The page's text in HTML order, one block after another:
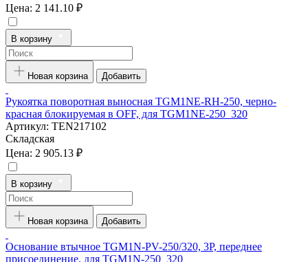
Цена: 2 141.10 ₽
В корзину
Новая корзина Добавить
Рукоятка поворотная выносная TGM1NE-RH-250, черно-
красная блокируемая в OFF, для TGM1NE-250_320
Артикул: TEN217102
Складская
Цена: 2 905.13 ₽
В корзину
Новая корзина Добавить
Основание втычное TGM1N-PV-250/320, 3P, переднее
присоединение, для TGM1N-250_320